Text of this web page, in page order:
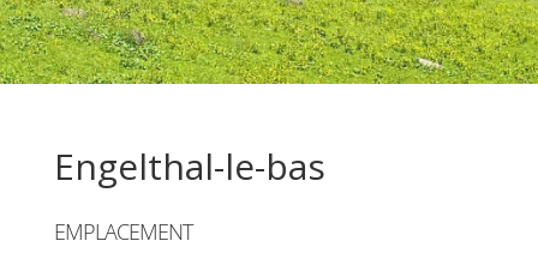
Engelthal-le-bas
EMPLACEMENT